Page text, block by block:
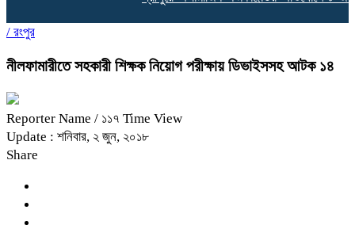
/ রংপুর
নীলফামারীতে সহকারী শিক্ষক নিয়োগ পরীক্ষায় ডিভাইসসহ আটক ১৪
Reporter Name / ১১৭ Time View
Update : শনিবার, ২ জুন, ২০১৮
Share